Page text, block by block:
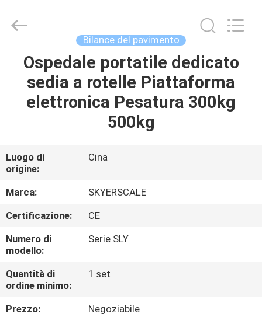
CASA.
PRODOTTI
SU
DI
NOI
VISITA
DELLA
FABBRICA
Co.,Limited.
Bilance del pavimento
Ospedale portatile dedicato
sedia a rotelle Piattaforma
elettronica Pesatura 300kg
500kg
Luogo di
origine:
Cina
Marca:
SKYERSCALE
Certificazione:
CE
Numero di
modello:
Serie SLY
Quantità di
ordine minimo:
1 set
Prezzo:
Negoziabile